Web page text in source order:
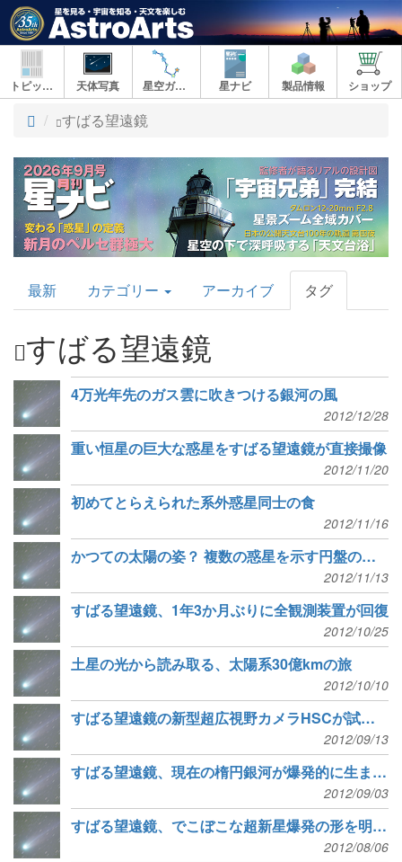
トピックス 天体写真 星空ガイド 星ナビ 製品情報 ショップ
ト
プ
すばる望遠鏡
AstroArts
Topics
最新 カテゴリー アーカイブ タグ
すばる望遠鏡
4万光年先のガス雲に吹きつける銀河の風
2012/12/28
重い恒星の巨大な惑星をすばる望遠鏡が直接撮像
2012/11/20
初めてとらえられた系外惑星同士の食
2012/11/16
かつての太陽の姿？ 複数の惑星を示す円盤のすきま
2012/11/13
すばる望遠鏡、1年3か月ぶりに全観測装置が回復
2012/10/25
土星の光から読み取る、太陽系30億kmの旅
2012/10/10
すばる望遠鏡の新型超広視野カメラHSCが試験観測を開始
2012/09/13
すばる望遠鏡、現在の楕円銀河が爆発的に生まれ急成長する大集団を発見
2012/09/03
すばる望遠鏡、でこぼこな超新星爆発の形を明らかに
2012/08/06